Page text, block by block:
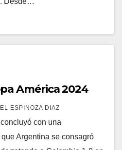
América 2024
ESPINOZA DIAZ
con una
Argentina se consagró